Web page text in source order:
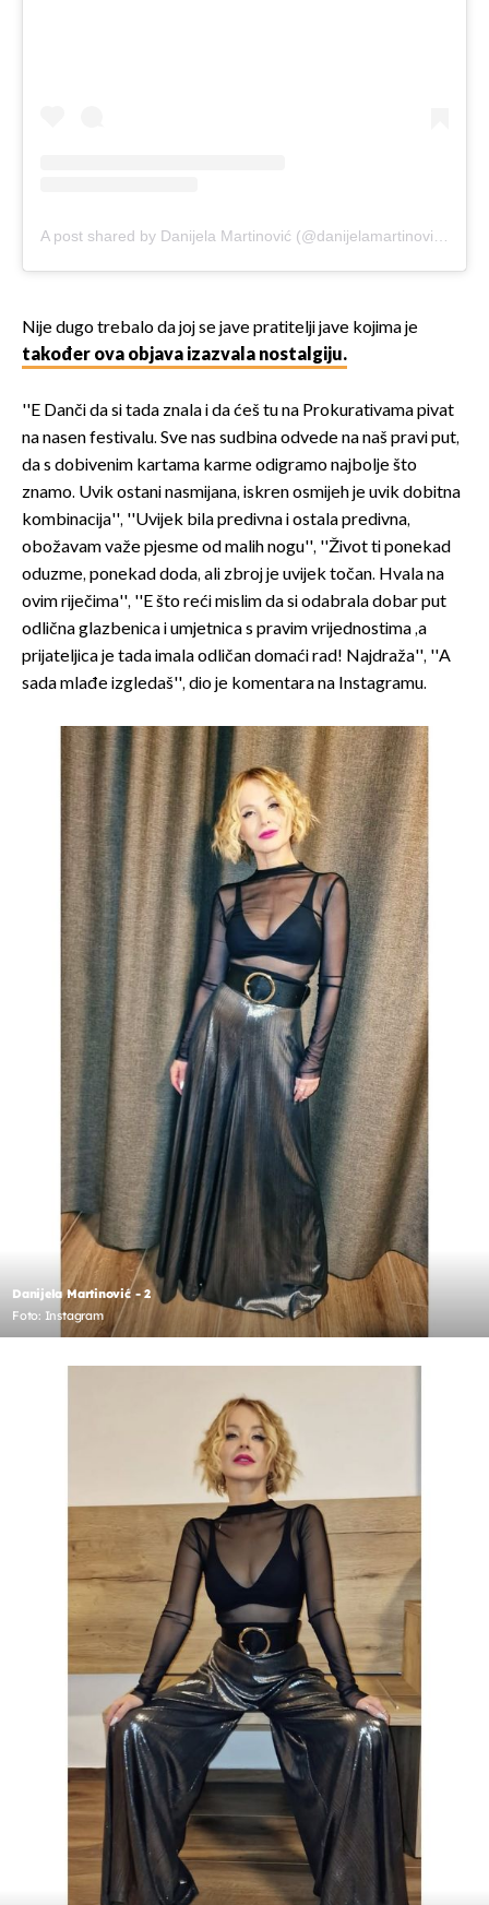
Nije dugo trebalo da joj se jave pratitelji jave kojima je
također ova objava izazvala nostalgiju.
''E Danči da si tada znala i da ćeš tu na Prokurativama pivat
na nasen festivalu. Sve nas sudbina odvede na naš pravi put,
da s dobivenim kartama karme odigramo najbolje što
znamo. Uvik ostani nasmijana, iskren osmijeh je uvik dobitna
kombinacija'', ''Uvijek bila predivna i ostala predivna,
obožavam važe pjesme od malih nogu'', ''Život ti ponekad
oduzme, ponekad doda, ali zbroj je uvijek točan. Hvala na
ovim riječima'', ''E što reći mislim da si odabrala dobar put
odlična glazbenica i umjetnica s pravim vrijednostima ,a
prijateljica je tada imala odličan domaći rad! Najdraža'', ''A
sada mlađe izgledaš'', dio je komentara na Instagramu.
Danijela Martinović - 2
Foto: Instagram